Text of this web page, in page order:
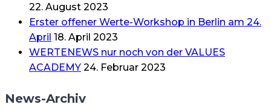
22. August 2023
Erster offener Werte-Workshop in Berlin am 24.
April 18. April 2023
WERTENEWS nur noch von der VALUES
ACADEMY 24. Februar 2023
News-Archiv